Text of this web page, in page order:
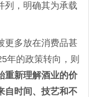
列，明确其为承载
更多放在消费品甚
年的政策转向，则
重新理解酒业的价
自时间、技艺和不